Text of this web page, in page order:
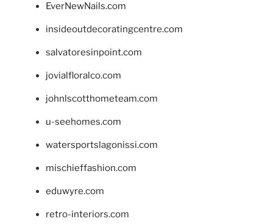
EverNewNails.com
insideoutdecoratingcentre.com
salvatoresinpoint.com
jovialfloralco.com
johnlscotthometeam.com
u-seehomes.com
watersportslagonissi.com
mischieffashion.com
eduwyre.com
retro-interiors.com